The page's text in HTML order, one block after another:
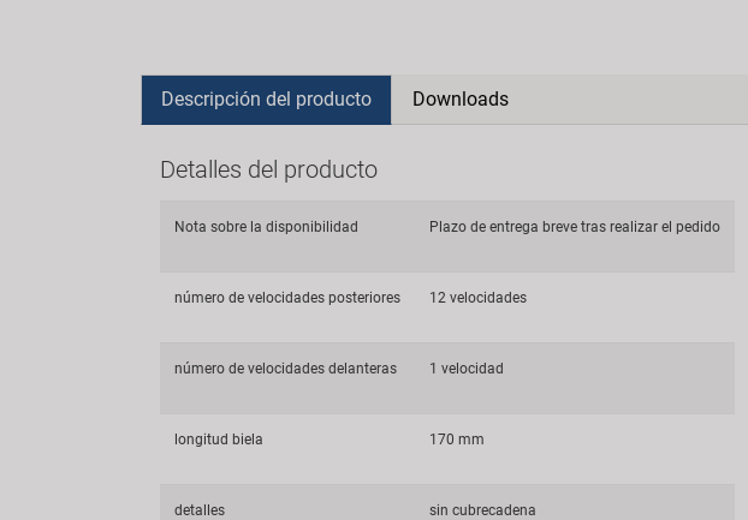
Descripción del producto Downloads
Detalles del producto
Nota sobre la disponibilidad Plazo de entrega breve tras realizar el pedido
número de velocidades posteriores 12 velocidades
número de velocidades delanteras 1 velocidad
longitud biela 170 mm
detalles sin cubrecadena